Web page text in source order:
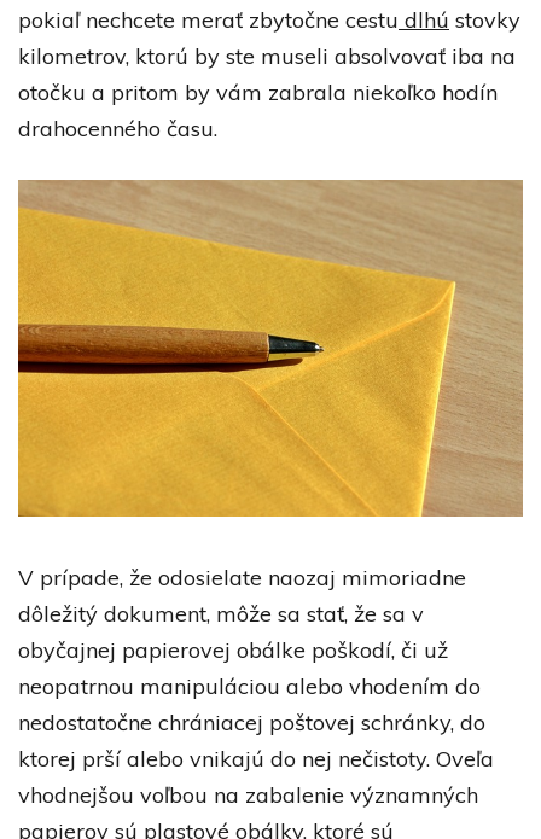
pokiaľ nechcete merať zbytočne cestu dlhú stovky
kilometrov, ktorú by ste museli absolvovať iba na
otočku a pritom by vám zabrala niekoľko hodín
drahocenného času.
V prípade, že odosielate naozaj mimoriadne
dôležitý dokument, môže sa stať, že sa v
obyčajnej papierovej obálke poškodí, či už
neopatrnou manipuláciou alebo vhodením do
nedostatočne chrániacej poštovej schránky, do
ktorej prší alebo vnikajú do nej nečistoty. Oveľa
vhodnejšou voľbou na zabalenie významných
papierov sú plastové obálky, ktoré sú